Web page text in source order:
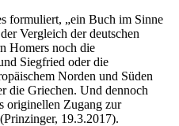
formuliert, „ein Buch im Sinne
Vergleich der deutschen
Homers noch die
Siegfried oder die
Norden und Süden
die Griechen. Und dennoch
originellen Zugang zur
19.3.2017).